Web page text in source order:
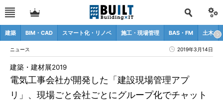
建築 BIM・CAD スマート化・リノベ 施工・現場管理 BAS・FM 土木
ニュース 2019年3月14日
電気工事会社が開発した「建設現場管理アプ
リ」、現場ごと会社ごとにグループ化でチャット
建築・建材展2019